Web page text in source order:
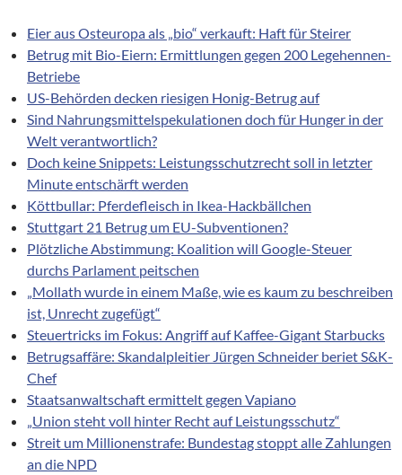
Eier aus Osteuropa als „bio“ verkauft: Haft für Steirer
Betrug mit Bio-Eiern: Ermittlungen gegen 200 Legehennen-
Betriebe
US-Behörden decken riesigen Honig-Betrug auf
Sind Nahrungsmittelspekulationen doch für Hunger in der
Welt verantwortlich?
Doch keine Snippets: Leistungsschutzrecht soll in letzter
Minute entschärft werden
Köttbullar: Pferdefleisch in Ikea-Hackbällchen
Stuttgart 21 Betrug um EU-Subventionen?
Plötzliche Abstimmung: Koalition will Google-Steuer
durchs Parlament peitschen
„Mollath wurde in einem Maße, wie es kaum zu beschreiben
ist, Unrecht zugefügt“
Steuertricks im Fokus: Angriff auf Kaffee-Gigant Starbucks
Betrugsaffäre: Skandalpleitier Jürgen Schneider beriet S&K-
Chef
Staatsanwaltschaft ermittelt gegen Vapiano
„Union steht voll hinter Recht auf Leistungsschutz“
Streit um Millionenstrafe: Bundestag stoppt alle Zahlungen
an die NPD